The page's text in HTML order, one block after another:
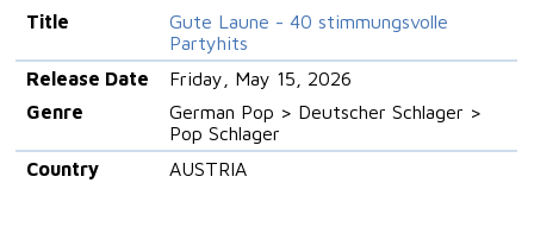
Title
Gute Laune - 40 stimmungsvolle
Partyhits
Release Date
Friday, May 15, 2026
Genre
German Pop > Deutscher Schlager >
Pop Schlager
Country
AUSTRIA